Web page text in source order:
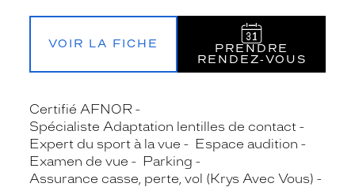
VOIR LA FICHE
PRENDRE
RENDEZ‑VOUS
Certifié AFNOR
Spécialiste Adaptation lentilles de contact
Expert du sport à la vue
Espace audition
Examen de vue
Parking
Assurance casse, perte, vol (Krys Avec Vous)